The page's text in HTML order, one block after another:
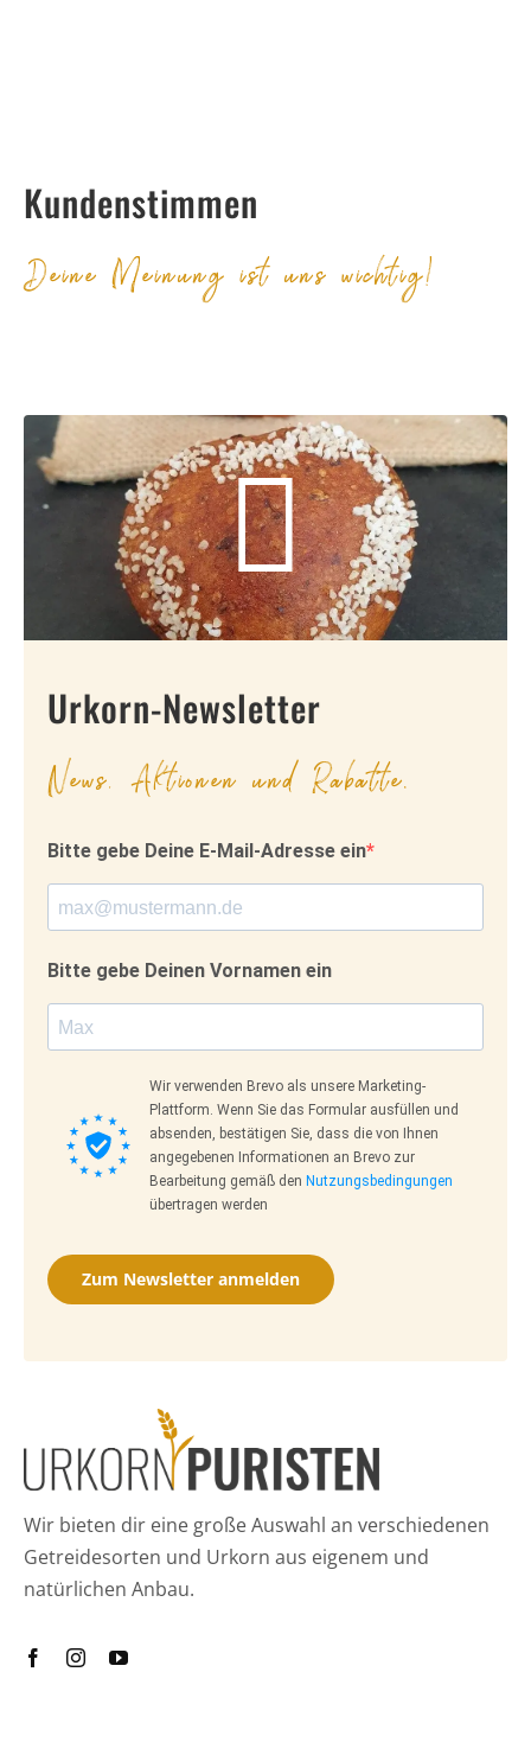
Kundenstimmen
Deine Meinung ist uns wichtig!
Urkorn-Newsletter
News, Aktionen und Rabatte.
Bitte gebe Deine E-Mail-Adresse ein
Bitte gebe Deinen Vornamen ein
Wir verwenden Brevo als unsere Marketing-
Plattform. Wenn Sie das Formular ausfüllen und
absenden, bestätigen Sie, dass die von Ihnen
angegebenen Informationen an Brevo zur
Bearbeitung gemäß den Nutzungsbedingungen
übertragen werden
Zum Newsletter anmelden
Wir bieten dir eine große Auswahl an verschiedenen
Getreidesorten und Urkorn aus eigenem und
natürlichen Anbau.